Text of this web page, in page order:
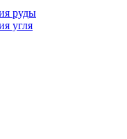
руды
угля